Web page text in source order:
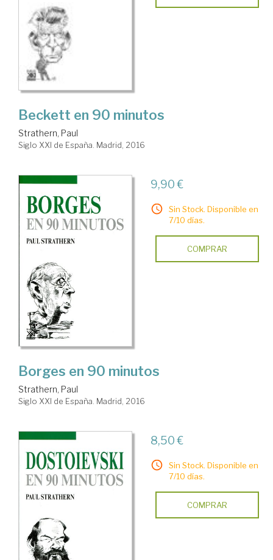
Beckett en 90 minutos
Strathern, Paul
Siglo XXI de España. Madrid, 2016
9,90 €
Sin Stock. Disponible en
7/10 días.
COMPRAR
Borges en 90 minutos
Strathern, Paul
Siglo XXI de España. Madrid, 2016
8,50 €
Sin Stock. Disponible en
7/10 días.
COMPRAR